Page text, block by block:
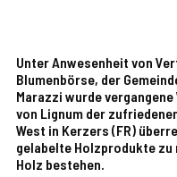
Unter Anwesenheit von
Blumenbörse, der
Marazzi wurde
von Lignum der
West in Kerzers (FR)
gelabelte Holzprodukte
Holz bestehen.